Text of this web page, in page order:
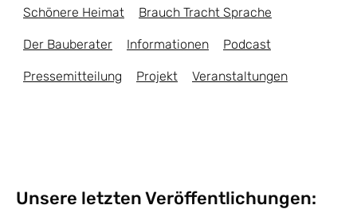
Schönere Heimat Brauch Tracht Sprache
Der Bauberater Informationen Podcast
Pressemitteilung Projekt Veranstaltungen
Unsere letzten Veröffentlichungen: